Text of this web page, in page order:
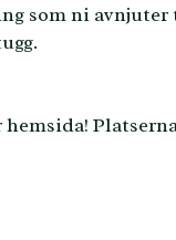
som ni